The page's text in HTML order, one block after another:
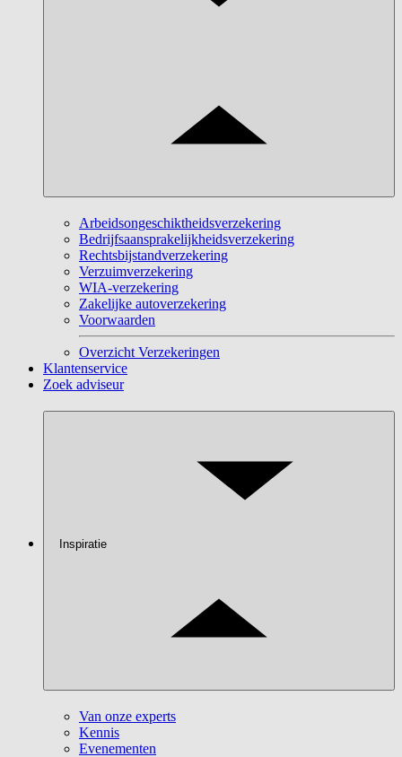
Arbeidsongeschiktheidsverzekering
Bedrijfsaansprakelijkheidsverzekering
Rechtsbijstandverzekering
Verzuimverzekering
WIA-verzekering
Zakelijke autoverzekering
Voorwaarden
Overzicht Verzekeringen
Klantenservice
Zoek adviseur
Inspiratie
Van onze experts
Kennis
Evenementen